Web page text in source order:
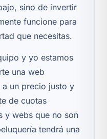
sino de invertir
funcione para
que necesitas.
y yo estamos
una web
un precio justo y
de cuotas
y webs que no son
tendrá una